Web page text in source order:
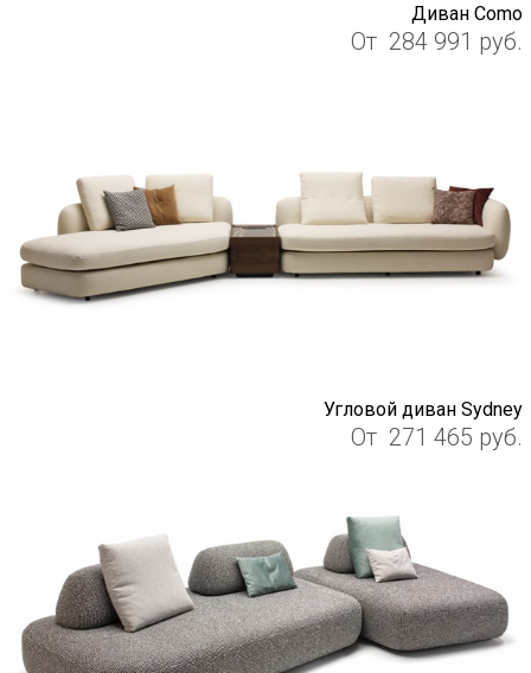
Диван Como
От 284 991 руб.
Угловой диван Sydney
От 271 465 руб.